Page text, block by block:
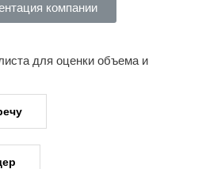
компании
для оценки объема и